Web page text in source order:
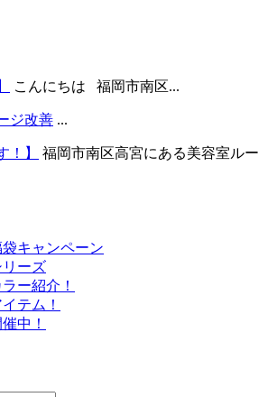
こんにちは 福岡市南区...
ジ改善 ...
！】
福岡市南区高宮にある美容室ルー
キャンペーン
ーズ
ー紹介！
テム！
中！